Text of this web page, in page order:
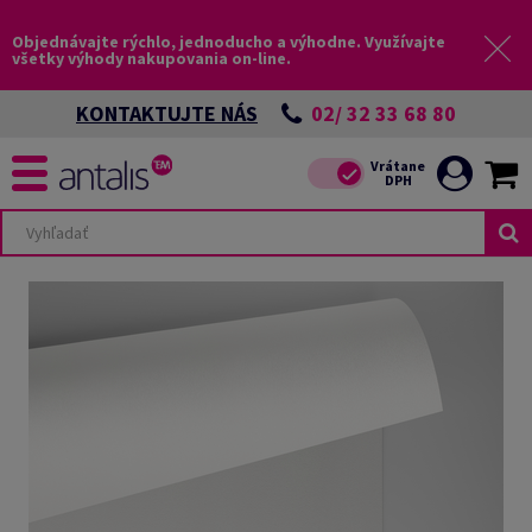
Objednávajte rýchlo, jednoducho a výhodne. Využívajte
všetky výhody nakupovania on-line.
KONTAKTUJTE NÁS 02/ 32 33 68 80